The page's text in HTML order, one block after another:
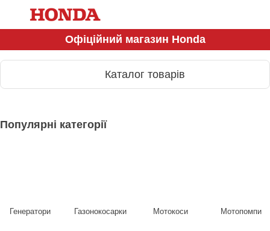
Офіційний магазин Honda
Каталог товарів
Популярні категорії
Генератори Газонокосарки Мотокоси Мотопомпи